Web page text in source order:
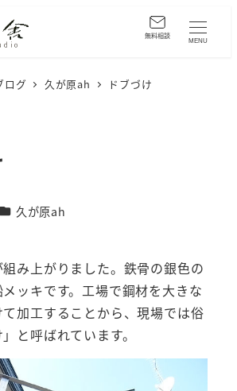
MENU
ログ 久が原ah ドブづけ
テゴリー
久が原ah
み上がりました。鉄骨の銀色の
ッキです。工場で鋼材を大きな
加工することから、現場では俗
と呼ばれています。
無料相談